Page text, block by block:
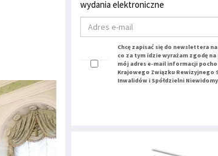
wydania elektroniczne
Chcę zapisać się do newslettera
co za tym idzie wyrażam zgodę na
mój adres e-mail informacji
Krajowego Związku Rewizyjnego
Inwalidów i Spółdzielni